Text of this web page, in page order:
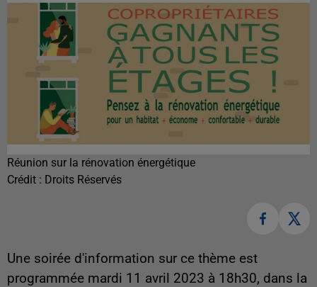
Réunion sur la rénovation énergétique
Crédit : Droits Réservés
Une soirée d'information sur ce thème est
programmée mardi 11 avril 2023 à 18h30, dans la